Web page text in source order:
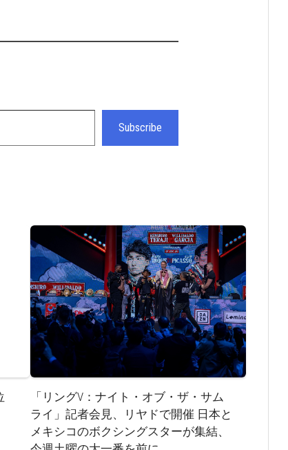
Subscribe
「リングV：ナイト・オブ・ザ・サム
ライ」記者会見、リヤドで開催 日本と
メキシコのボクシングスターが集結、